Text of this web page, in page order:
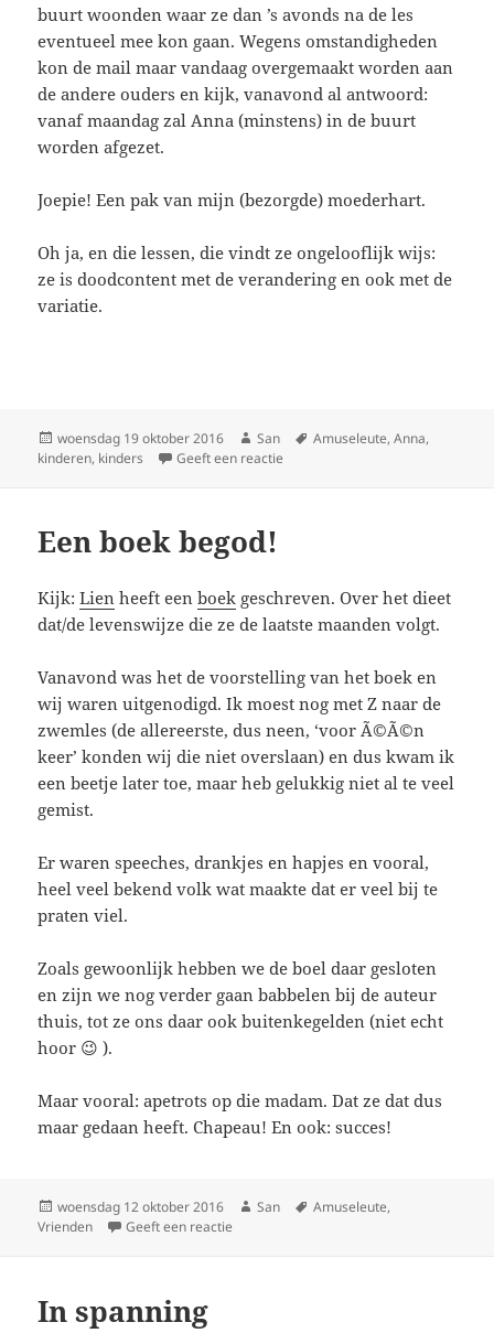
buurt woonden waar ze dan ’s avonds na de les
eventueel mee kon gaan. Wegens omstandigheden
kon de mail maar vandaag overgemaakt worden aan
de andere ouders en kijk, vanavond al antwoord:
vanaf maandag zal Anna (minstens) in de buurt
worden afgezet.
Joepie! Een pak van mijn (bezorgde) moederhart.
Oh ja, en die lessen, die vindt ze ongelooflijk wijs:
ze is doodcontent met de verandering en ook met de
variatie.
Geplaatst
op
woensdag 19 oktober 2016 Auteur
San Tags
Amuseleute,Anna,
kinderen, kinders Geeft een reactie
Een boek begod!
Kijk:Lien heeft eenboek geschreven. Over het dieet
dat/de levenswijze die ze de laatste maanden volgt.
Vanavond was het de voorstelling van het boek en
wij waren uitgenodigd. Ik moest nog met Z naar de
zwemles (de allereerste, dus neen, ‘voor Ã©Ã©n
keer’ konden wij die niet overslaan) en dus kwam ik
een beetje later toe, maar heb gelukkig niet al te veel
gemist.
Er waren speeches, drankjes en hapjes en vooral,
heel veel bekend volk wat maakte dat er veel bij te
praten viel.
Zoals gewoonlijk hebben we de boel daar gesloten
en zijn we nog verder gaan babbelen bij de auteur
thuis, tot ze ons daar ook buitenkegelden (niet echt
hoor 😉 ).
Maar vooral: apetrots op die madam. Dat ze dat dus
maar gedaan heeft. Chapeau! En ook: succes!
Geplaatst
op
woensdag 12 oktober 2016 Auteur
San Tags
Amuseleute,
Vrienden
Geeft een reactie
In spanning